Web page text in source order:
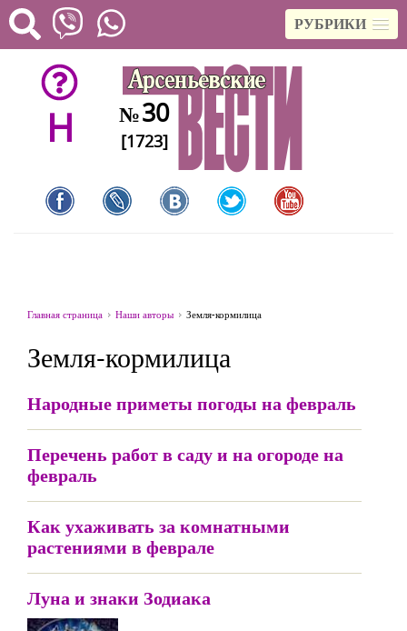
РУБРИКИ
H №30
[1723]
Главная страница Наши авторы Земля-кормилица
Земля-кормилица
Народные приметы погоды на февраль
Перечень работ в саду и на огороде на
февраль
Как ухаживать за комнатными
растениями в феврале
Луна и знаки Зодиака